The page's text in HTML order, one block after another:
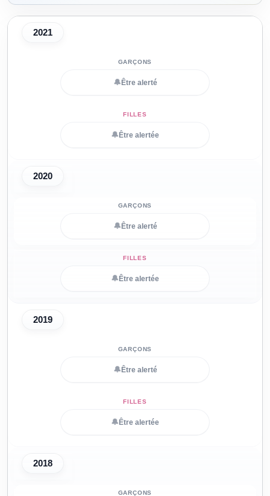
2021
🔔 Être alerté
🔔 Être alertée
2020
🔔 Être alerté
🔔 Être alertée
2019
🔔 Être alerté
🔔 Être alertée
2018